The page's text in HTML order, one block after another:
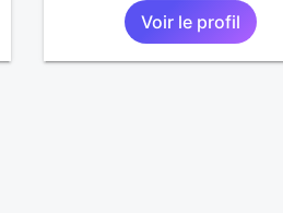
Voir le profil